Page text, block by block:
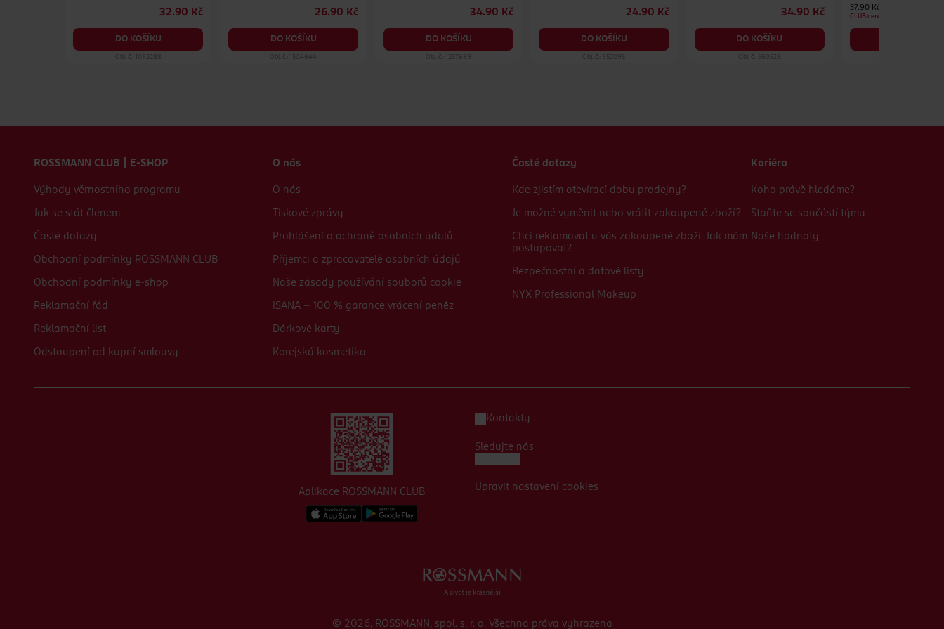
32.90 Kč
DO KOŠÍKU
Obj. č.: 1092288
26.90 Kč
DO KOŠÍKU
Obj. č.: 1504644
34.90 Kč
DO KOŠÍKU
Obj. č.: 1237689
24.90 Kč
DO KOŠÍKU
Obj. č.: 952095
34.90 Kč
DO KOŠÍKU
Obj. č.: 560528
37.90 Kč
CLUB cena
ROSSMANN CLUB | E-SHOP
Výhody věrnostního programu
Jak se stát členem
Časté dotazy
Obchodní podmínky ROSSMANN CLUB
Obchodní podmínky e-shop
Reklamační řád
Reklamační list
Odstoupení od kupní smlouvy
O nás
O nás
Tiskové zprávy
Prohlášení o ochraně osobních údajů
Příjemci a zpracovatelé osobních údajů
Naše zásady používání souborů cookie
ISANA - 100 % garance vrácení peněz
Dárkové karty
Korejská kosmetika
Časté dotazy
Kde zjistím otevírací dobu prodejny?
Je možné vyměnit nebo vrátit zakoupené zboží?
Chci reklamovat u vás zakoupené zboží. Jak mám
postupovat?
Bezpečnostní a datové listy
NYX Professional Makeup
Kariéra
Koho právě hledáme?
Staňte se součástí týmu
Naše hodnoty
Aplikace ROSSMANN CLUB
Kontakty
Sledujte nás
Upravit nastavení cookies
© 2026, ROSSMANN, spol. s. r. o. Všechna práva vyhrazena